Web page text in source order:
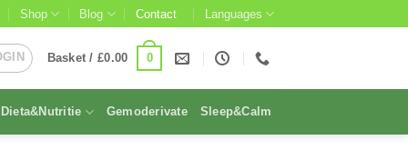
Shop Blog Contact Languages
Basket / £0.00 0
Dieta&Nutritie Gemoderivate Sleep&Calm